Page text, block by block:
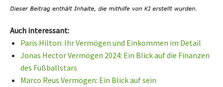
Auch interessant:
Paris Hilton: Ihr Vermögen und Einkommen im Detail
Jonas Hector Vermögen 2024: Ein Blick auf die Finanzen
des Fußballstars
Marco Reus Vermögen: Ein Blick auf sein